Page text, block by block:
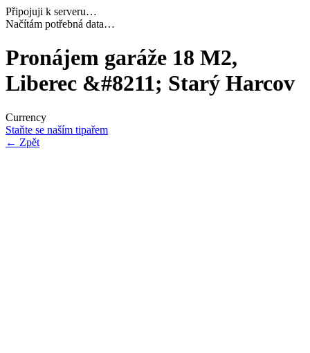
Připojuji k serveru…
Dokončuji inicializaci…
Pronájem garáže 18 M2,
Liberec &#8211; Starý Harcov
Currency
Staňte se naším tipařem
← Zpět